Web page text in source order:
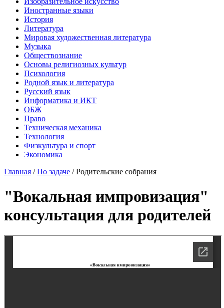
Иностранные языки
История
Литература
Мировая художественная литература
Музыка
Обществознание
Основы религиозных культур
Психология
Родной язык и литература
Русский язык
Информатика и ИКТ
ОБЖ
Право
Техническая механика
Технология
Физкультура и спорт
Экономика
Главная /По задаче /Родительские собрания
"Вокальная импровизация"
консультация для родителей